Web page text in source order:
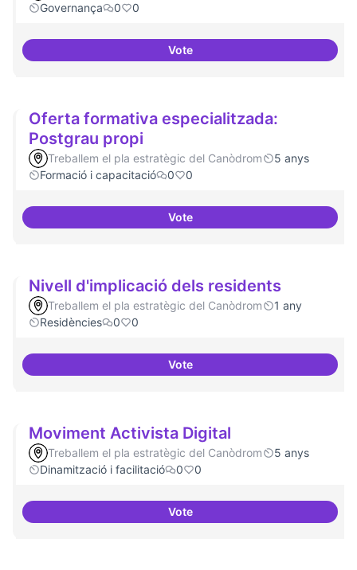
Governança
0 0
VoteParticipació ciutadana
Oferta formativa especialitzada:
Postgrau propi
Treballem el pla estratègic del Canòdrom
5 anys
Formació i capacitació
0 0
VoteOferta formativa
Nivell d'implicació dels residents
Treballem el pla estratègic del Canòdrom
1 any
Residències
0 0
VoteNivell d'implicació dels residents
Moviment Activista Digital
Treballem el pla estratègic del Canòdrom
5 anys
Dinamització i facilitació
0 0
VoteMoviment Activista Digital